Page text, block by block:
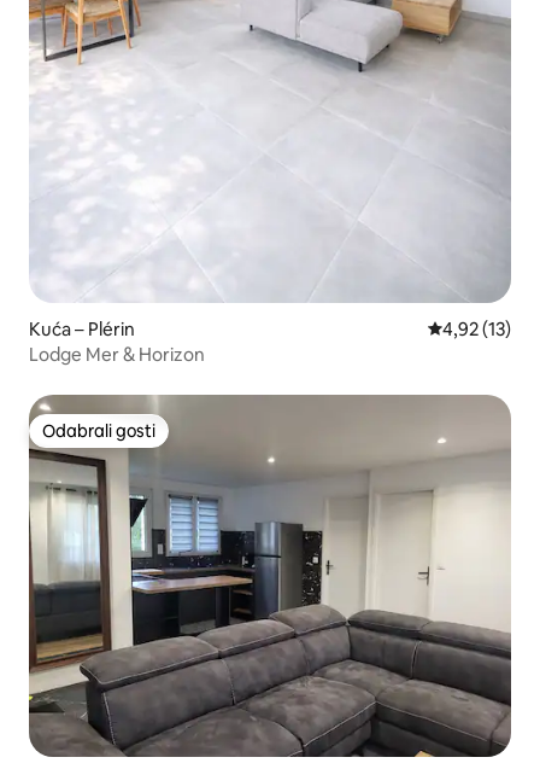
Kuća – Plérin Prosječna
4,92 (13)
Lodge Mer & Horizon
Odabrali gosti
Odabrali gosti